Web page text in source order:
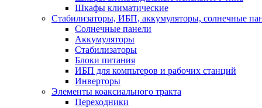
Шкафы климатические
Стабилизаторы, ИБП, аккумуляторы, солнечные
Солнечные панели
Аккумуляторы
Стабилизаторы
Блоки питания
ИБП для компьтеров и рабочих станций
Инверторы
Элементы коаксиального тракта
Переходники